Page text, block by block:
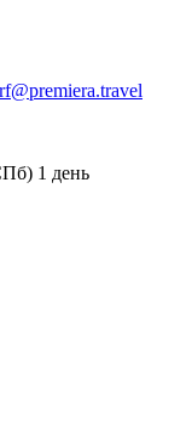
rf@premiera.travel
1 день